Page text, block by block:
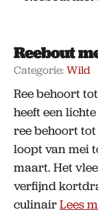
Categorie:Wild
Reebout
Ree behoort
heeft een
ree behoort
loopt van mei
maart. Het
verfijnd
culinairLees